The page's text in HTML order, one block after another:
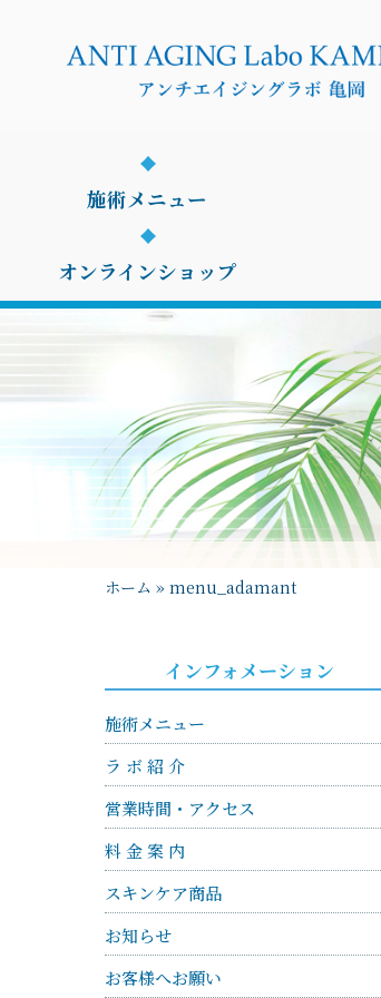
施術メニュー
オンラインショップ
ホーム»menu_adamant
インフォメーション
施術メニュー
ラ ボ 紹 介
営業時間・アクセス
料 金 案 内
スキンケア商品
お知らせ
お客様へお願い